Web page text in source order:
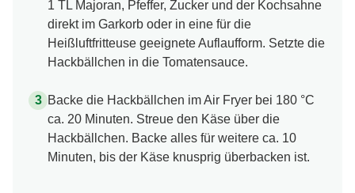
1 TL Majoran, Pfeffer, Zucker und der Kochsahne
direkt im Garkorb oder in eine für die
Heißluftfritteuse geeignete Auflaufform. Setzte die
Hackbällchen in die Tomatensauce.
Backe die Hackbällchen im Air Fryer bei 180 °C
ca. 20 Minuten. Streue den Käse über die
Hackbällchen. Backe alles für weitere ca. 10
Minuten, bis der Käse knusprig überbacken ist.